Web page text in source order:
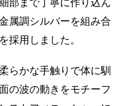
属調シルバーを組み合
採用しました。
らかな手触りで体に馴
の波の動きをモチーフ